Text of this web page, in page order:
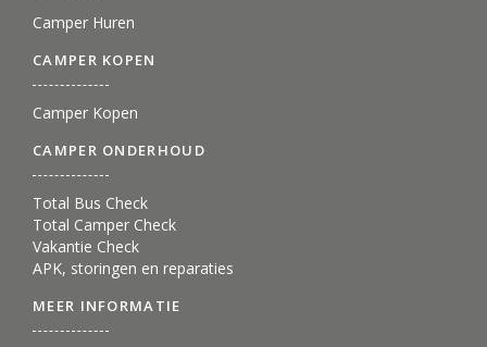
Camper Huren
CAMPER KOPEN
Camper Kopen
CAMPER ONDERHOUD
Total Bus Check
Total Camper Check
Vakantie Check
APK, storingen en reparaties
MEER INFORMATIE